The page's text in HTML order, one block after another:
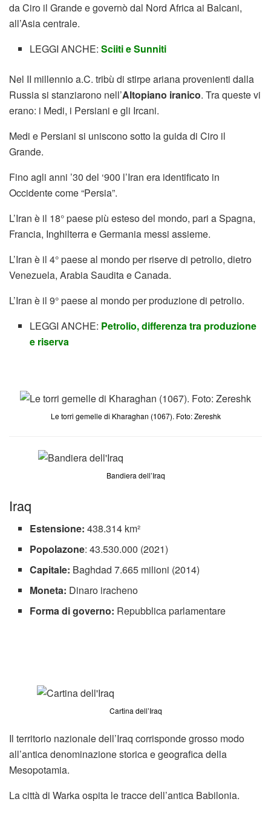
da Ciro il Grande e governò dal Nord Africa ai Balcani,
all’Asia centrale.
LEGGI ANCHE:Sciiti e Sunniti
Nel II millennio a.C. tribù di stirpe ariana provenienti dalla
Russia si stanziarono nell’Altopiano iranico. Tra queste vi
erano: i Medi, i Persiani e gli Ircani.
Medi e Persiani si uniscono sotto la guida di Ciro il
Grande.
Fino agli anni ’30 del ‘900 l’Iran era identificato in
Occidente come “Persia”.
L’Iran è il 18° paese più esteso del mondo, pari a Spagna,
Francia, Inghilterra e Germania messi assieme.
L’Iran è il 4° paese al mondo per riserve di petrolio, dietro
Venezuela, Arabia Saudita e Canada.
L’Iran è il 9° paese al mondo per produzione di petrolio.
LEGGI ANCHE: Petrolio, differenza tra produzione
e riserva
Le torri gemelle di Kharaghan (1067). Foto: Zereshk
Bandiera dell’Iraq
Iraq
Estensione: 438.314 km²
Popolazone: 43.530.000 (2021)
Capitale: Baghdad 7.665 milioni (2014)
Moneta: Dinaro iracheno
Forma di governo: Repubblica parlamentare
Cartina dell’Iraq
Il territorio nazionale dell’Iraq corrisponde grosso modo
all’antica denominazione storica e geografica della
Mesopotamia.
La città di Warka ospita le tracce dell’antica Babilonia.